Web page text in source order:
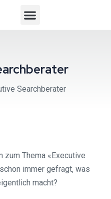
Searchberater
zum Thema «Executive
immer gefragt, was
macht?